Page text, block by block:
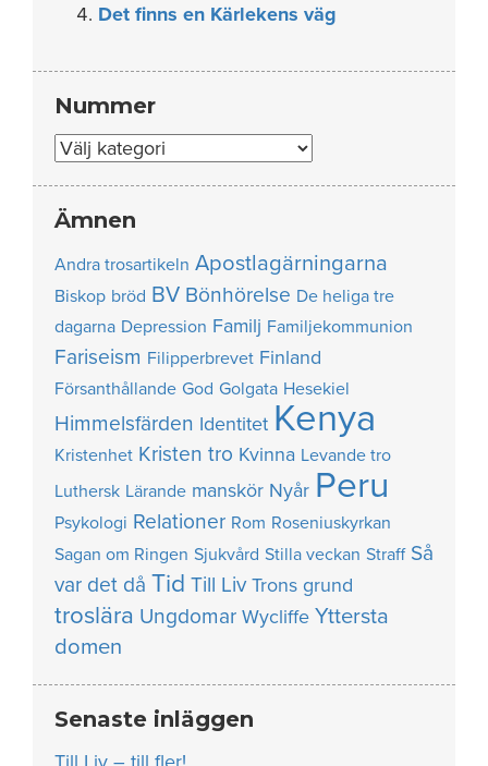
Det finns en Kärlekens väg
Nummer
Nummer
Ämnen
Andra trosartikeln Apostlagärningarna
Biskop bröd BV Bönhörelse De heliga tre
dagarna Depression Familj Familjekommunion
Fariseism Filipperbrevet Finland
Försanthållande God Golgata Hesekiel
Himmelsfärden Identitet Kenya
Kristenhet Kristen tro Kvinna Levande tro
Luthersk Lärande manskör Nyår Peru
Psykologi Relationer Rom Roseniuskyrkan
Sagan om Ringen Sjukvård Stilla veckan Straff Så
var det då Tid Till Liv Trons grund
troslära Ungdomar Wycliffe Yttersta
domen
Senaste inläggen